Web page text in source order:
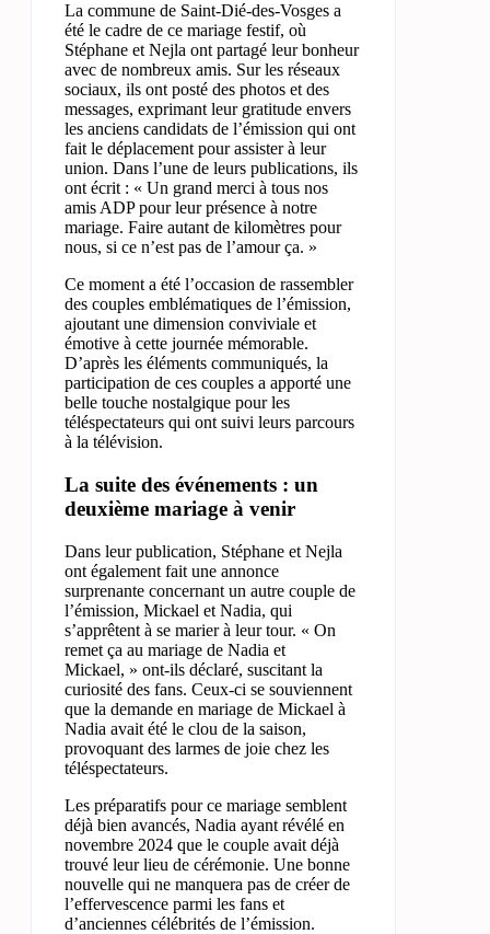
La commune de Saint-Dié-des-Vosges a
été le cadre de ce mariage festif, où
Stéphane et Nejla ont partagé leur bonheur
avec de nombreux amis. Sur les réseaux
sociaux, ils ont posté des photos et des
messages, exprimant leur gratitude envers
les anciens candidats de l’émission qui ont
fait le déplacement pour assister à leur
union. Dans l’une de leurs publications, ils
ont écrit : « Un grand merci à tous nos
amis ADP pour leur présence à notre
mariage. Faire autant de kilomètres pour
nous, si ce n’est pas de l’amour ça. »
Ce moment a été l’occasion de rassembler
des couples emblématiques de l’émission,
ajoutant une dimension conviviale et
émotive à cette journée mémorable.
D’après les éléments communiqués, la
participation de ces couples a apporté une
belle touche nostalgique pour les
téléspectateurs qui ont suivi leurs parcours
à la télévision.
La suite des événements : un
deuxième mariage à venir
Dans leur publication, Stéphane et Nejla
ont également fait une annonce
surprenante concernant un autre couple de
l’émission, Mickael et Nadia, qui
s’apprêtent à se marier à leur tour. « On
remet ça au mariage de Nadia et
Mickael, » ont-ils déclaré, suscitant la
curiosité des fans. Ceux-ci se souviennent
que la demande en mariage de Mickael à
Nadia avait été le clou de la saison,
provoquant des larmes de joie chez les
téléspectateurs.
Les préparatifs pour ce mariage semblent
déjà bien avancés, Nadia ayant révélé en
novembre 2024 que le couple avait déjà
trouvé leur lieu de cérémonie. Une bonne
nouvelle qui ne manquera pas de créer de
l’effervescence parmi les fans et
d’anciennes célébrités de l’émission.